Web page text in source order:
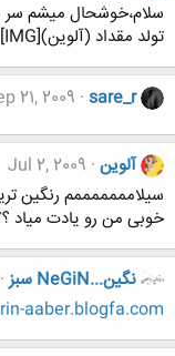
سلام،خوشحال میشم سر
تولد مقداد (آلوین)[IMG]
sare_r
21, 2009
آلوین Jul 2, 2009
سیلامممممممم رنگین ترین
خوبی من رو یادت میاد
نگين...NeGiN سبز
aaber.blogfa.com/